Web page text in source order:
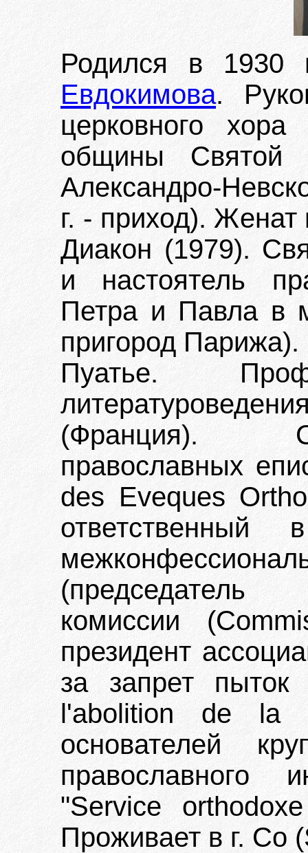
Родился в
Евдокимова.
церковного хора
общины Святой
Александро-
г. - приход).
Диакон (1979).
и настоятель
Петра и Павла в
пригород Парижа).
Пуатье.
(Франция).
православных
des Eveques
комиссии
президент
за запрет
l'abolition de la
основателей
православного
"Service
Проживает в г. Со